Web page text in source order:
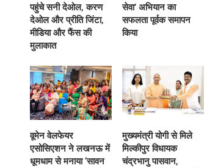
पहुंचे सनी देओल, करण
देओल और प्रीति जिंटा,
मीडिया और फैंस की
मुलाकात
सेवा’ अभियान का
सफलता पूर्वक समापन
किया
वूमेन वेलफेयर
एसोसिएशन ने लखनऊ में
धूमधाम से मनाया ‘सावन
मुख्यमंत्री योगी से मिले
मिल्कीपुर विधायक
चंद्रभानु पासवान,